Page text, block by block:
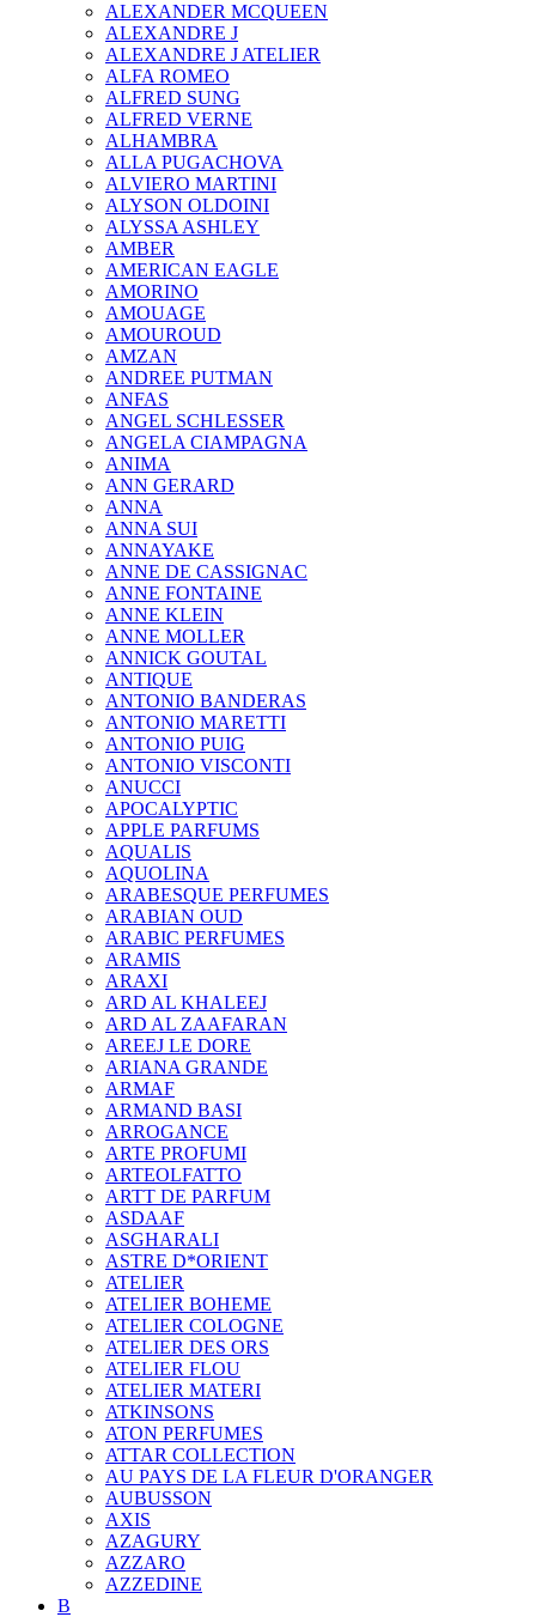
ALEXANDER MCQUEEN
ALEXANDRE J
ALEXANDRE J ATELIER
ALFA ROMEO
ALFRED SUNG
ALFRED VERNE
ALHAMBRA
ALLA PUGACHOVA
ALVIERO MARTINI
ALYSON OLDOINI
ALYSSA ASHLEY
AMBER
AMERICAN EAGLE
AMORINO
AMOUAGE
AMOUROUD
AMZAN
ANDREE PUTMAN
ANFAS
ANGEL SCHLESSER
ANGELA CIAMPAGNA
ANIMA
ANN GERARD
ANNA
ANNA SUI
ANNAYAKE
ANNE DE CASSIGNAC
ANNE FONTAINE
ANNE KLEIN
ANNE MOLLER
ANNICK GOUTAL
ANTIQUE
ANTONIO BANDERAS
ANTONIO MARETTI
ANTONIO PUIG
ANTONIO VISCONTI
ANUCCI
APOCALYPTIC
APPLE PARFUMS
AQUALIS
AQUOLINA
ARABESQUE PERFUMES
ARABIAN OUD
ARABIC PERFUMES
ARAMIS
ARAXI
ARD AL KHALEEJ
ARD AL ZAAFARAN
AREEJ LE DORE
ARIANA GRANDE
ARMAF
ARMAND BASI
ARROGANCE
ARTE PROFUMI
ARTEOLFATTO
ARTT DE PARFUM
ASDAAF
ASGHARALI
ASTRE D*ORIENT
ATELIER
ATELIER BOHEME
ATELIER COLOGNE
ATELIER DES ORS
ATELIER FLOU
ATELIER MATERI
ATKINSONS
ATON PERFUMES
ATTAR COLLECTION
AU PAYS DE LA FLEUR D'ORANGER
AUBUSSON
AXIS
AZAGURY
AZZARO
AZZEDINE
B